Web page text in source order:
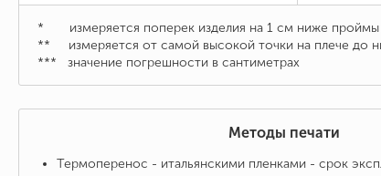
* измеряется поперек изделия на 1 см ниже проймы
** измеряется от самой высокой точки на плече до
*** значение погрешности в сантиметрах
Методы печати
Термоперенос - итальянскими пленками - срок